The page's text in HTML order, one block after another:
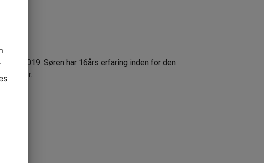
2019. Søren har 16års erfaring inden for den